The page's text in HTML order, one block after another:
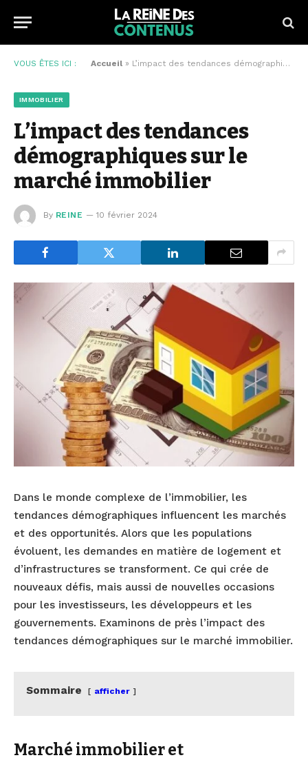
VOUS ÊTES ICI : Accueil » L’impact des tendances démographiques sur le marché immobilier
IMMOBILIER
L’impact des tendances
démographiques sur le
marché immobilier
By REINE 10 février 2024
Dans le monde complexe de l’immobilier, les
tendances démographiques influencent les marchés
et des opportunités. Alors que les populations
évoluent, les demandes en matière de logement et
d’infrastructures se transforment. Ce qui crée de
nouveaux défis, mais aussi de nouvelles occasions
pour les investisseurs, les développeurs et les
gouvernements. Examinons de près l’impact des
tendances démographiques sur le marché immobilier.
Sommaire afficher
Marché immobilier et